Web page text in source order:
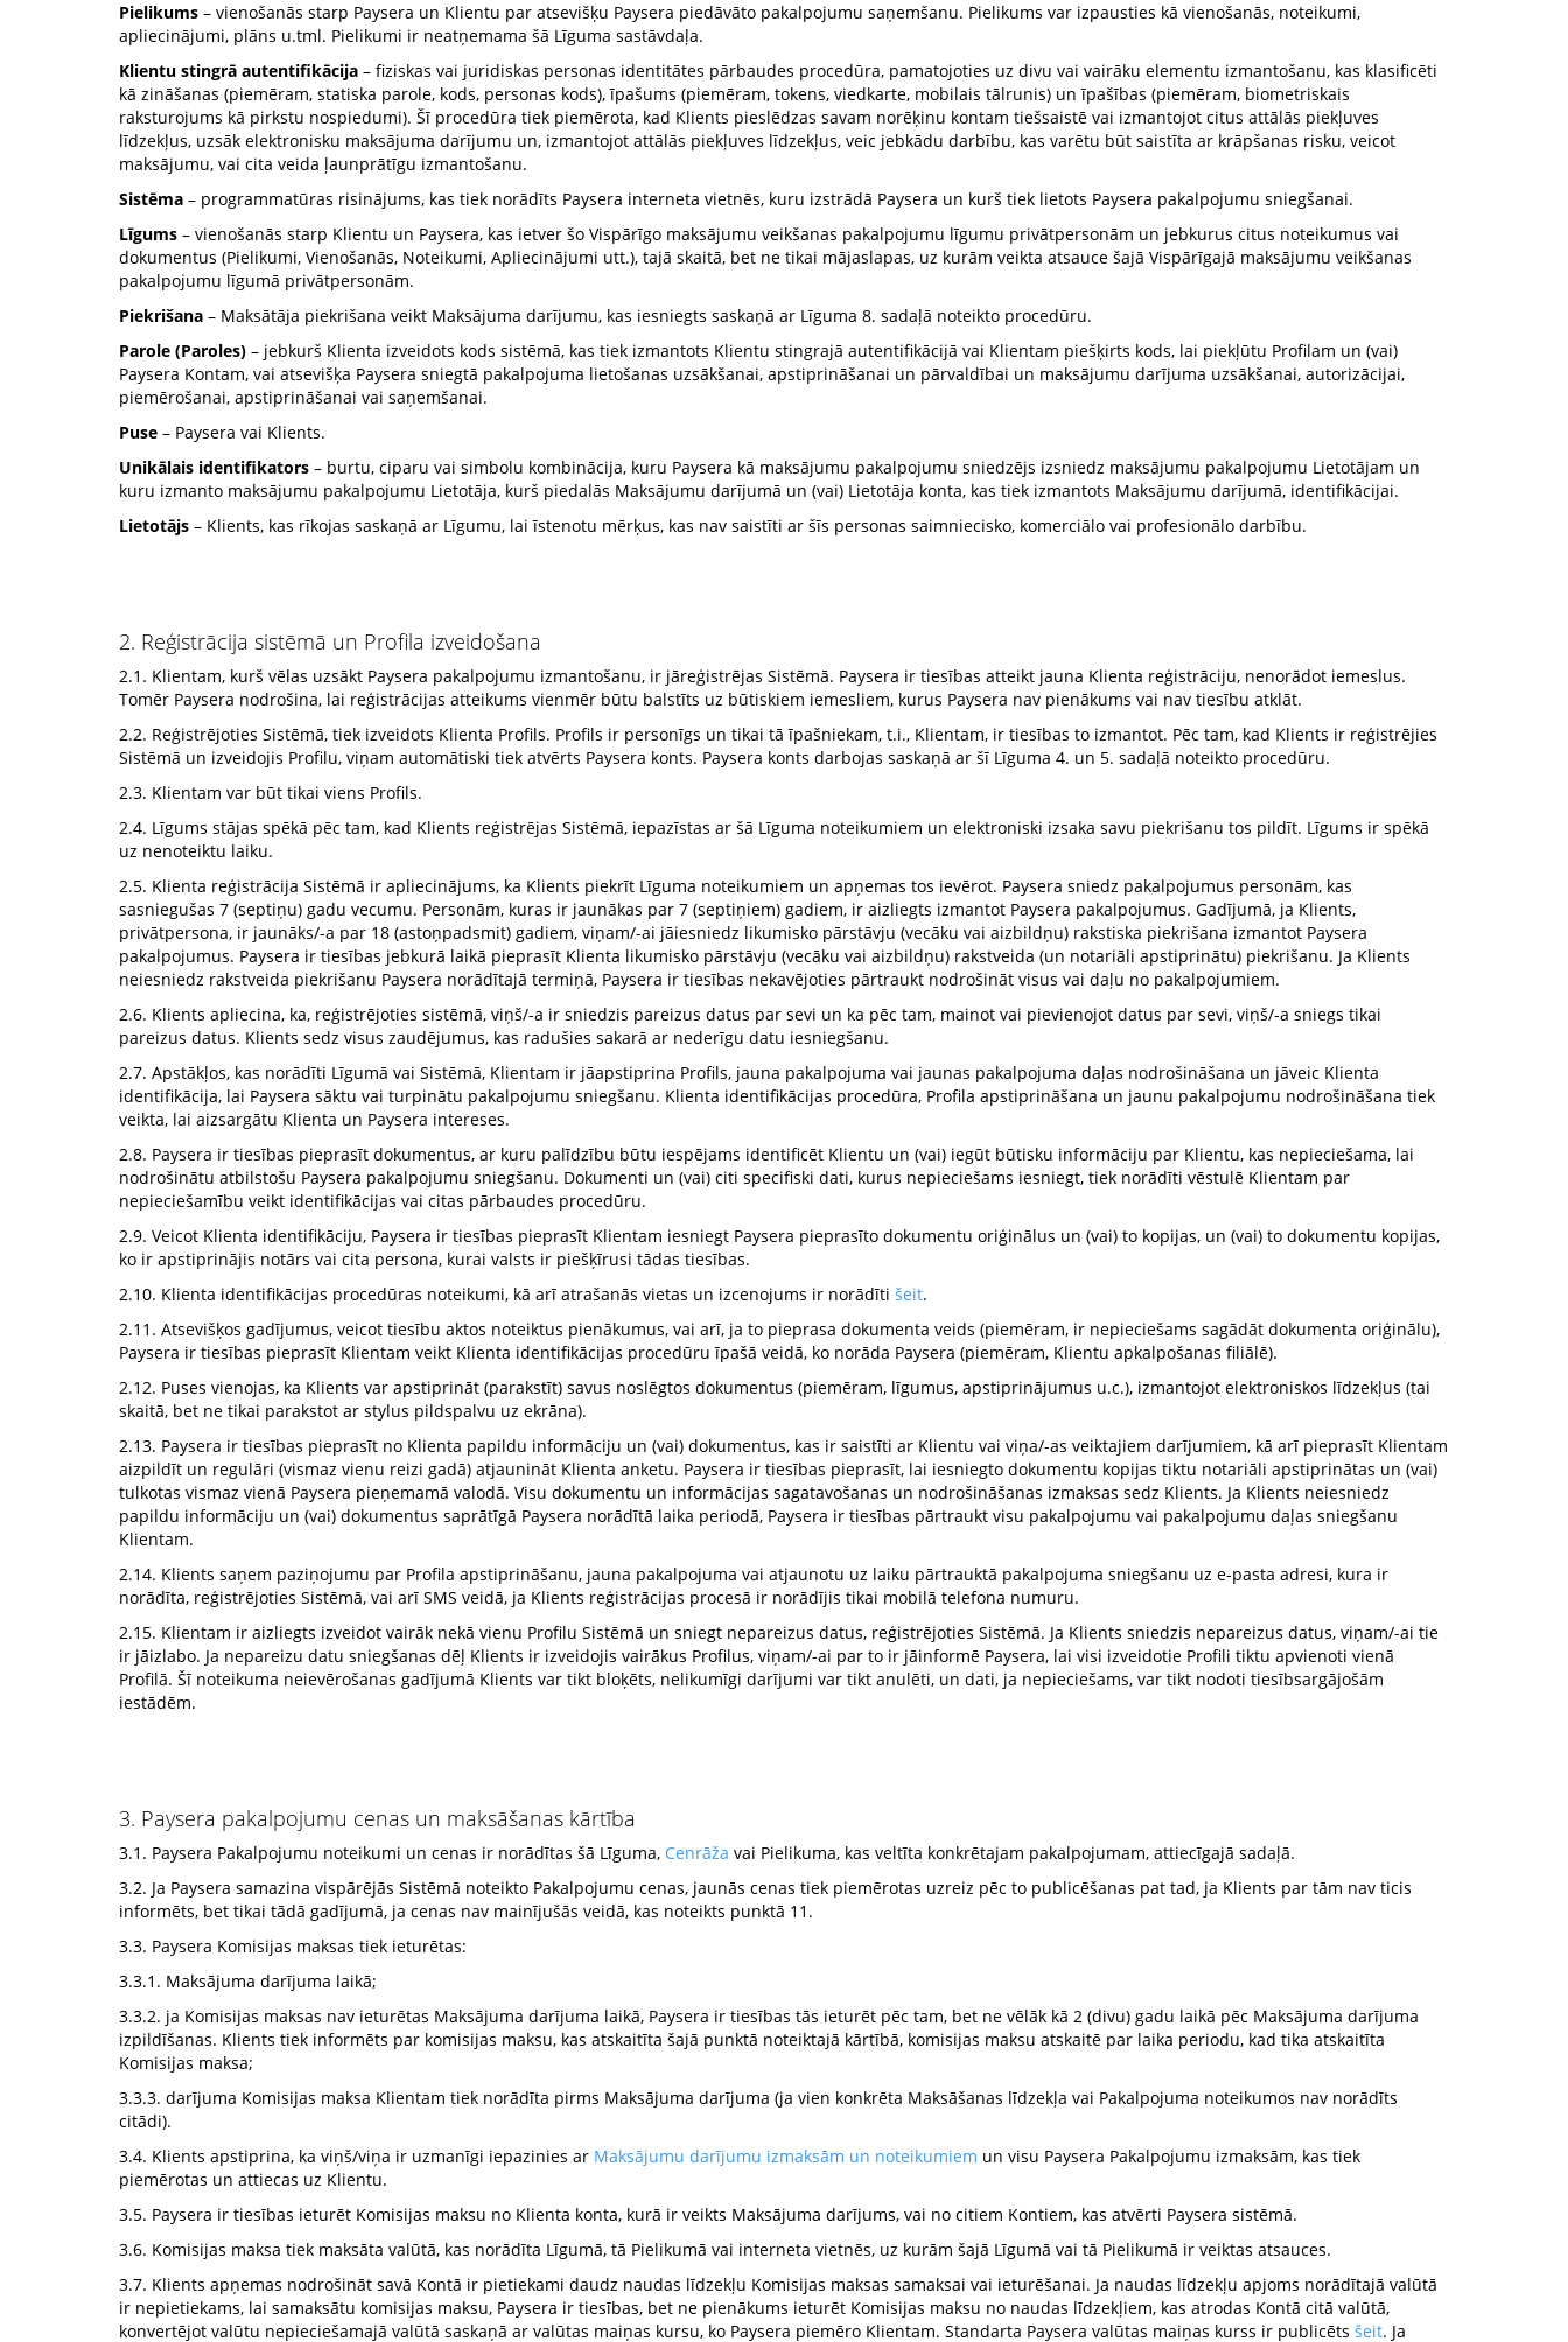
Pielikums – vienošanās starp Paysera un Klientu par atsevišķu Paysera piedāvāto pakalpojumu saņemšanu. Pielikums var izpausties kā vienošanās, noteikumi,
apliecinājumi, plāns u.tml. Pielikumi ir neatņemama šā Līguma sastāvdaļa.
Klientu stingrā autentifikācija – fiziskas vai juridiskas personas identitātes pārbaudes procedūra, pamatojoties uz divu vai vairāku elementu izmantošanu, kas klasificēti
kā zināšanas (piemēram, statiska parole, kods, personas kods), īpašums (piemēram, tokens, viedkarte, mobilais tālrunis) un īpašības (piemēram, biometriskais
raksturojums kā pirkstu nospiedumi). Šī procedūra tiek piemērota, kad Klients pieslēdzas savam norēķinu kontam tiešsaistē vai izmantojot citus attālās piekļuves
līdzekļus, uzsāk elektronisku maksājuma darījumu un, izmantojot attālās piekļuves līdzekļus, veic jebkādu darbību, kas varētu būt saistīta ar krāpšanas risku, veicot
maksājumu, vai cita veida ļaunprātīgu izmantošanu.
Sistēma – programmatūras risinājums, kas tiek norādīts Paysera interneta vietnēs, kuru izstrādā Paysera un kurš tiek lietots Paysera pakalpojumu sniegšanai.
Līgums – vienošanās starp Klientu un Paysera, kas ietver šo Vispārīgo maksājumu veikšanas pakalpojumu līgumu privātpersonām un jebkurus citus noteikumus vai
dokumentus (Pielikumi, Vienošanās, Noteikumi, Apliecinājumi utt.), tajā skaitā, bet ne tikai mājaslapas, uz kurām veikta atsauce šajā Vispārīgajā maksājumu veikšanas
pakalpojumu līgumā privātpersonām.
Piekrišana – Maksātāja piekrišana veikt Maksājuma darījumu, kas iesniegts saskaņā ar Līguma 8. sadaļā noteikto procedūru.
Parole (Paroles) – jebkurš Klienta izveidots kods sistēmā, kas tiek izmantots Klientu stingrajā autentifikācijā vai Klientam piešķirts kods, lai piekļūtu Profilam un (vai)
Paysera Kontam, vai atsevišķa Paysera sniegtā pakalpojuma lietošanas uzsākšanai, apstiprināšanai un pārvaldībai un maksājumu darījuma uzsākšanai, autorizācijai,
piemērošanai, apstiprināšanai vai saņemšanai.
Puse – Paysera vai Klients.
Unikālais identifikators – burtu, ciparu vai simbolu kombinācija, kuru Paysera kā maksājumu pakalpojumu sniedzējs izsniedz maksājumu pakalpojumu Lietotājam un
kuru izmanto maksājumu pakalpojumu Lietotāja, kurš piedalās Maksājumu darījumā un (vai) Lietotāja konta, kas tiek izmantots Maksājumu darījumā, identifikācijai.
Lietotājs – Klients, kas rīkojas saskaņā ar Līgumu, lai īstenotu mērķus, kas nav saistīti ar šīs personas saimniecisko, komerciālo vai profesionālo darbību.
2. Reģistrācija sistēmā un Profila izveidošana
2.1. Klientam, kurš vēlas uzsākt Paysera pakalpojumu izmantošanu, ir jāreģistrējas Sistēmā. Paysera ir tiesības atteikt jauna Klienta reģistrāciju, nenorādot iemeslus.
Tomēr Paysera nodrošina, lai reģistrācijas atteikums vienmēr būtu balstīts uz būtiskiem iemesliem, kurus Paysera nav pienākums vai nav tiesību atklāt.
2.2. Reģistrējoties Sistēmā, tiek izveidots Klienta Profils. Profils ir personīgs un tikai tā īpašniekam, t.i., Klientam, ir tiesības to izmantot. Pēc tam, kad Klients ir reģistrējies
Sistēmā un izveidojis Profilu, viņam automātiski tiek atvērts Paysera konts. Paysera konts darbojas saskaņā ar šī Līguma 4. un 5. sadaļā noteikto procedūru.
2.3. Klientam var būt tikai viens Profils.
2.4. Līgums stājas spēkā pēc tam, kad Klients reģistrējas Sistēmā, iepazīstas ar šā Līguma noteikumiem un elektroniski izsaka savu piekrišanu tos pildīt. Līgums ir spēkā
uz nenoteiktu laiku.
2.5. Klienta reģistrācija Sistēmā ir apliecinājums, ka Klients piekrīt Līguma noteikumiem un apņemas tos ievērot. Paysera sniedz pakalpojumus personām, kas
sasniegušas 7 (septiņu) gadu vecumu. Personām, kuras ir jaunākas par 7 (septiņiem) gadiem, ir aizliegts izmantot Paysera pakalpojumus. Gadījumā, ja Klients,
privātpersona, ir jaunāks/-a par 18 (astoņpadsmit) gadiem, viņam/-ai jāiesniedz likumisko pārstāvju (vecāku vai aizbildņu) rakstiska piekrišana izmantot Paysera
pakalpojumus. Paysera ir tiesības jebkurā laikā pieprasīt Klienta likumisko pārstāvju (vecāku vai aizbildņu) rakstveida (un notariāli apstiprinātu) piekrišanu. Ja Klients
neiesniedz rakstveida piekrišanu Paysera norādītajā termiņā, Paysera ir tiesības nekavējoties pārtraukt nodrošināt visus vai daļu no pakalpojumiem.
2.6. Klients apliecina, ka, reģistrējoties sistēmā, viņš/-a ir sniedzis pareizus datus par sevi un ka pēc tam, mainot vai pievienojot datus par sevi, viņš/-a sniegs tikai
pareizus datus. Klients sedz visus zaudējumus, kas radušies sakarā ar nederīgu datu iesniegšanu.
2.7. Apstākļos, kas norādīti Līgumā vai Sistēmā, Klientam ir jāapstiprina Profils, jauna pakalpojuma vai jaunas pakalpojuma daļas nodrošināšana un jāveic Klienta
identifikācija, lai Paysera sāktu vai turpinātu pakalpojumu sniegšanu. Klienta identifikācijas procedūra, Profila apstiprināšana un jaunu pakalpojumu nodrošināšana tiek
veikta, lai aizsargātu Klienta un Paysera intereses.
2.8. Paysera ir tiesības pieprasīt dokumentus, ar kuru palīdzību būtu iespējams identificēt Klientu un (vai) iegūt būtisku informāciju par Klientu, kas nepieciešama, lai
nodrošinātu atbilstošu Paysera pakalpojumu sniegšanu. Dokumenti un (vai) citi specifiski dati, kurus nepieciešams iesniegt, tiek norādīti vēstulē Klientam par
nepieciešamību veikt identifikācijas vai citas pārbaudes procedūru.
2.9. Veicot Klienta identifikāciju, Paysera ir tiesības pieprasīt Klientam iesniegt Paysera pieprasīto dokumentu oriģinālus un (vai) to kopijas, un (vai) to dokumentu kopijas,
ko ir apstiprinājis notārs vai cita persona, kurai valsts ir piešķīrusi tādas tiesības.
2.10. Klienta identifikācijas procedūras noteikumi, kā arī atrašanās vietas un izcenojums ir norādīti šeit.
2.11. Atsevišķos gadījumus, veicot tiesību aktos noteiktus pienākumus, vai arī, ja to pieprasa dokumenta veids (piemēram, ir nepieciešams sagādāt dokumenta oriģinālu),
Paysera ir tiesības pieprasīt Klientam veikt Klienta identifikācijas procedūru īpašā veidā, ko norāda Paysera (piemēram, Klientu apkalpošanas filiālē).
2.12. Puses vienojas, ka Klients var apstiprināt (parakstīt) savus noslēgtos dokumentus (piemēram, līgumus, apstiprinājumus u.c.), izmantojot elektroniskos līdzekļus (tai
skaitā, bet ne tikai parakstot ar stylus pildspalvu uz ekrāna).
2.13. Paysera ir tiesības pieprasīt no Klienta papildu informāciju un (vai) dokumentus, kas ir saistīti ar Klientu vai viņa/-as veiktajiem darījumiem, kā arī pieprasīt Klientam
aizpildīt un regulāri (vismaz vienu reizi gadā) atjaunināt Klienta anketu. Paysera ir tiesības pieprasīt, lai iesniegto dokumentu kopijas tiktu notariāli apstiprinātas un (vai)
tulkotas vismaz vienā Paysera pieņemamā valodā. Visu dokumentu un informācijas sagatavošanas un nodrošināšanas izmaksas sedz Klients. Ja Klients neiesniedz
papildu informāciju un (vai) dokumentus saprātīgā Paysera norādītā laika periodā, Paysera ir tiesības pārtraukt visu pakalpojumu vai pakalpojumu daļas sniegšanu
Klientam.
2.14. Klients saņem paziņojumu par Profila apstiprināšanu, jauna pakalpojuma vai atjaunotu uz laiku pārtrauktā pakalpojuma sniegšanu uz e-pasta adresi, kura ir
norādīta, reģistrējoties Sistēmā, vai arī SMS veidā, ja Klients reģistrācijas procesā ir norādījis tikai mobilā telefona numuru.
2.15. Klientam ir aizliegts izveidot vairāk nekā vienu Profilu Sistēmā un sniegt nepareizus datus, reģistrējoties Sistēmā. Ja Klients sniedzis nepareizus datus, viņam/-ai tie
ir jāizlabo. Ja nepareizu datu sniegšanas dēļ Klients ir izveidojis vairākus Profilus, viņam/-ai par to ir jāinformē Paysera, lai visi izveidotie Profili tiktu apvienoti vienā
Profilā. Šī noteikuma neievērošanas gadījumā Klients var tikt bloķēts, nelikumīgi darījumi var tikt anulēti, un dati, ja nepieciešams, var tikt nodoti tiesībsargājošām
iestādēm.
3. Paysera pakalpojumu cenas un maksāšanas kārtība
3.1. Paysera Pakalpojumu noteikumi un cenas ir norādītas šā Līguma, Cenrāža vai Pielikuma, kas veltīta konkrētajam pakalpojumam, attiecīgajā sadaļā.
3.2. Ja Paysera samazina vispārējās Sistēmā noteikto Pakalpojumu cenas, jaunās cenas tiek piemērotas uzreiz pēc to publicēšanas pat tad, ja Klients par tām nav ticis
informēts, bet tikai tādā gadījumā, ja cenas nav mainījušās veidā, kas noteikts punktā 11.
3.3. Paysera Komisijas maksas tiek ieturētas:
3.3.1. Maksājuma darījuma laikā;
3.3.2. ja Komisijas maksas nav ieturētas Maksājuma darījuma laikā, Paysera ir tiesības tās ieturēt pēc tam, bet ne vēlāk kā 2 (divu) gadu laikā pēc Maksājuma darījuma
izpildīšanas. Klients tiek informēts par komisijas maksu, kas atskaitīta šajā punktā noteiktajā kārtībā, komisijas maksu atskaitē par laika periodu, kad tika atskaitīta
Komisijas maksa;
3.3.3. darījuma Komisijas maksa Klientam tiek norādīta pirms Maksājuma darījuma (ja vien konkrēta Maksāšanas līdzekļa vai Pakalpojuma noteikumos nav norādīts
citādi).
3.4. Klients apstiprina, ka viņš/viņa ir uzmanīgi iepazinies ar Maksājumu darījumu izmaksām un noteikumiem un visu Paysera Pakalpojumu izmaksām, kas tiek
piemērotas un attiecas uz Klientu.
3.5. Paysera ir tiesības ieturēt Komisijas maksu no Klienta konta, kurā ir veikts Maksājuma darījums, vai no citiem Kontiem, kas atvērti Paysera sistēmā.
3.6. Komisijas maksa tiek maksāta valūtā, kas norādīta Līgumā, tā Pielikumā vai interneta vietnēs, uz kurām šajā Līgumā vai tā Pielikumā ir veiktas atsauces.
3.7. Klients apņemas nodrošināt savā Kontā ir pietiekami daudz naudas līdzekļu Komisijas maksas samaksai vai ieturēšanai. Ja naudas līdzekļu apjoms norādītajā valūtā
ir nepietiekams, lai samaksātu komisijas maksu, Paysera ir tiesības, bet ne pienākums ieturēt Komisijas maksu no naudas līdzekļiem, kas atrodas Kontā citā valūtā,
konvertējot valūtu nepieciešamajā valūtā saskaņā ar valūtas maiņas kursu, ko Paysera piemēro Klientam. Standarta Paysera valūtas maiņas kurss ir publicēts šeit. Ja